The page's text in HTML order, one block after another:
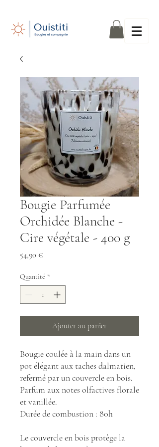
Bougie Parfumée
Orchidée Blanche -
Cire végétale - 400 g
54,90 €Prix
Quantité *
Ajouter au panier
Bougie coulée à la main dans un
pot élégant aux taches dalmatien,
refermé par un couvercle en bois.
Parfum aux notes olfactives florale
et vanillée.
Durée de combustion : 80h
Le couvercle en bois protège la